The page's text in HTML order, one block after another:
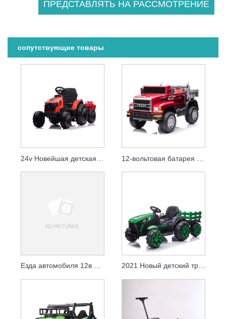
сопутствующие товары
Езда автомобиля 12в пляжа 2019 детей электрическая на автомобилях детей, работающих от батареи 2021 Новый детский трактор